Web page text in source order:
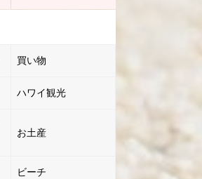
買い物
ハワイ観光
お土産
ビーチ